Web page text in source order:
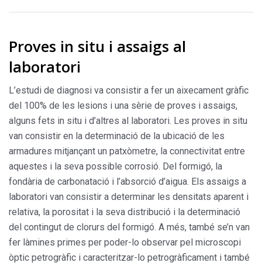
Proves in situ i assaigs al
laboratori
L’estudi de diagnosi va consistir a fer un aixecament gràfic
del 100% de les lesions i una sèrie de proves i assaigs,
alguns fets in situ i d’altres al laboratori. Les proves in situ
van consistir en la determinació de la ubicació de les
armadures mitjançant un patxòmetre, la connectivitat entre
aquestes i la seva possible corrosió. Del formigó, la
fondària de carbonatació i l’absorció d’aigua. Els assaigs a
laboratori van consistir a determinar les densitats aparent i
relativa, la porositat i la seva distribució i la determinació
del contingut de clorurs del formigó. A més, també se’n van
fer làmines primes per poder-lo observar pel microscopi
òptic petrogràfic i caracteritzar-lo petrogràficament i també